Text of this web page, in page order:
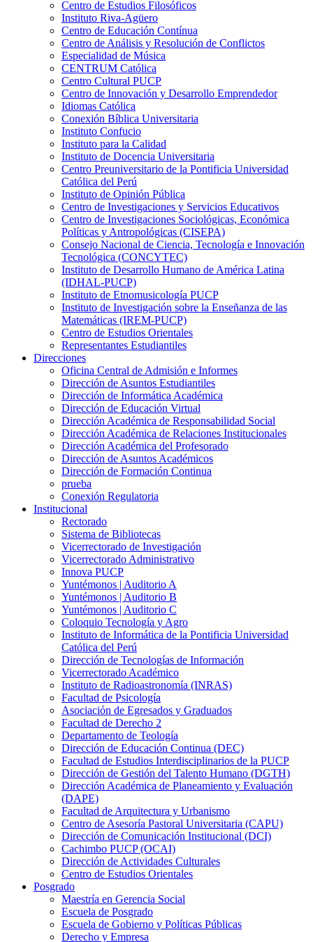
Centro de Estudios Filosóficos
Instituto Riva-Agüero
Centro de Educación Contínua
Centro de Análisis y Resolución de Conflictos
Especialidad de Música
CENTRUM Católica
Centro Cultural PUCP
Centro de Innovación y Desarrollo Emprendedor
Idiomas Católica
Conexión Bíblica Universitaria
Instituto Confucio
Instituto para la Calidad
Instituto de Docencia Universitaria
Centro Preuniversitario de la Pontificia Universidad
Católica del Perú
Instituto de Opinión Pública
Centro de Investigaciones y Servicios Educativos
Centro de Investigaciones Sociológicas, Económica
Políticas y Antropológicas (CISEPA)
Consejo Nacional de Ciencia, Tecnología e Innovación
Tecnológica (CONCYTEC)
Instituto de Desarrollo Humano de América Latina
(IDHAL-PUCP)
Instituto de Etnomusicología PUCP
Instituto de Investigación sobre la Enseñanza de las
Matemáticas (IREM-PUCP)
Centro de Estudios Orientales
Representantes Estudiantiles
Direcciones
Oficina Central de Admisión e Informes
Dirección de Asuntos Estudiantiles
Dirección de Informática Académica
Dirección de Educación Virtual
Dirección Académica de Responsabilidad Social
Dirección Académica de Relaciones Institucionales
Dirección Académica del Profesorado
Dirección de Asuntos Académicos
Dirección de Formación Continua
prueba
Conexión Regulatoria
Institucional
Rectorado
Sistema de Bibliotecas
Vicerrectorado de Investigación
Vicerrectorado Administrativo
Innova PUCP
Yuntémonos | Auditorio A
Yuntémonos | Auditorio B
Yuntémonos | Auditorio C
Coloquio Tecnología y Agro
Instituto de Informática de la Pontificia Universidad
Católica del Perú
Dirección de Tecnologías de Información
Vicerrectorado Académico
Instituto de Radioastronomía (INRAS)
Facultad de Psicología
Asociación de Egresados y Graduados
Facultad de Derecho 2
Departamento de Teología
Dirección de Educación Continua (DEC)
Facultad de Estudios Interdisciplinarios de la PUCP
Dirección de Gestión del Talento Humano (DGTH)
Dirección Académica de Planeamiento y Evaluación
(DAPE)
Facultad de Arquitectura y Urbanismo
Centro de Asesoría Pastoral Universitaria (CAPU)
Dirección de Comunicación Institucional (DCI)
Cachimbo PUCP (OCAI)
Dirección de Actividades Culturales
Centro de Estudios Orientales
Posgrado
Maestría en Gerencia Social
Escuela de Posgrado
Escuela de Gobierno y Políticas Públicas
Derecho y Empresa